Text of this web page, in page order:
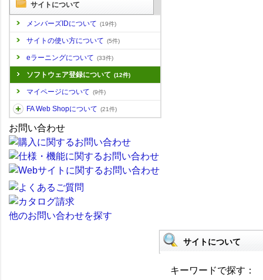
サイトについて
メンバーズIDについて (19件)
サイトの使い方について (5件)
eラーニングについて (33件)
ソフトウェア登録について (12件)
マイページについて (9件)
FA Web Shopについて (21件)
お問い合わせ
他のお問い合わせを探す
サイトについて
キーワードで探す：